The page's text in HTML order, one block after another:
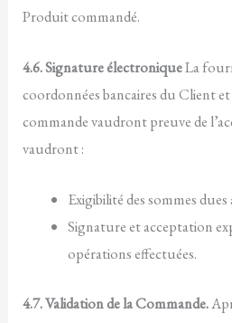
Produit commandé.
4.6. Signature électroniqueLa
coordonnées bancaires du Client
commande vaudront preuve de
vaudront :
Exigibilité des sommes
Signature et acceptation
opérations effectuées.
4.7. Validation de la Commande.